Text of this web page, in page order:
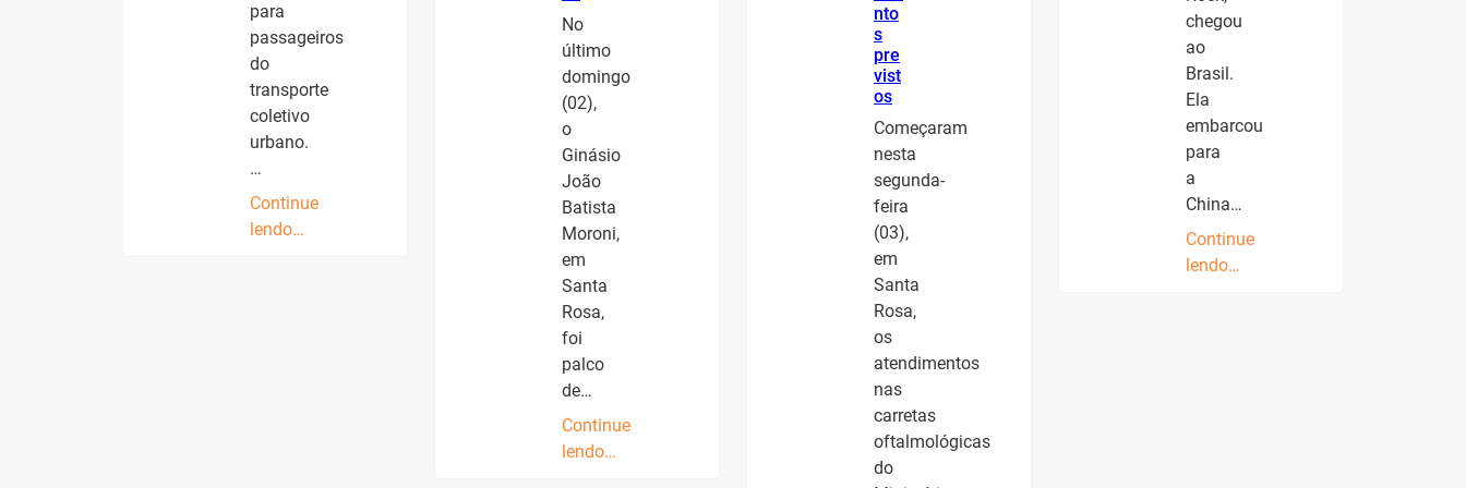
para
passageiros
do
transporte
coletivo
urbano.
…
Continue
lendo…
No
último
domingo
(02),
o
Ginásio
João
Batista
Moroni,
em
Santa
Rosa,
foi
palco
de…
Continue
lendo…
nto
s
pre
vist
os
Começaram
nesta
segunda-
feira
(03),
em
Santa
Rosa,
os
atendimentos
nas
carretas
oftalmológicas
do
chegou
ao
Brasil.
Ela
embarcou
para
a
China…
Continue
lendo…